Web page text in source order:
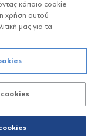
ΑΕΔΑΚ
Δεδομένων
κάποιο cookie
χρήση αυτού
μας για τα